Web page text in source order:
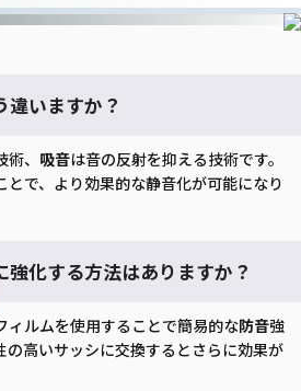
違いますか？
、 吸音は音の反射を抑える技術です。
とで、より効果的な静音化が可能になり
強化する方法はありますか？
ィルムを使用することで簡易的な防音強
の高いサッシに交換するとさらに効果が